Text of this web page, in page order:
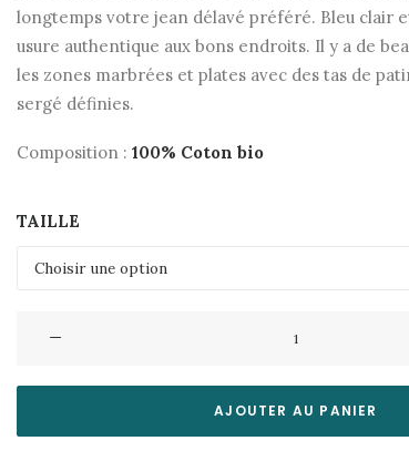
longtemps votre jean délavé préféré. Bleu clair
usure authentique aux bons endroits. Il y a de
les zones marbrées et plates avec des tas de
sergé définies.
Composition : 100% Coton bio
TAILLE
Jeans
Eileen-
AJOUTER AU PANIER